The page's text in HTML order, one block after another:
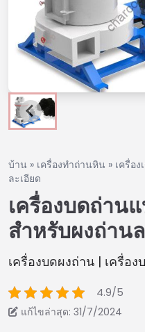
บ้าน » เครื่องทำถ่านหิน » เครื่อ
ละเอียด
เครื่องบดถ่าน
สำหรับผงถ่าน
เครื่องบดผงถ่าน | เครื่อง
4.9/5
แก้ไขล่าสุด: 31/7/2024